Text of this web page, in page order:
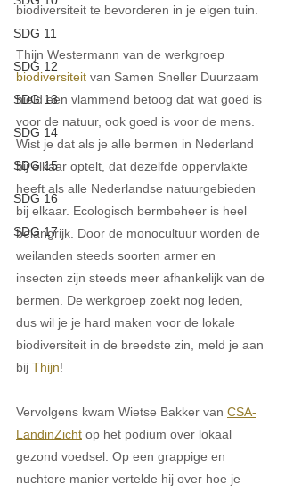
SDG 11
SDG 12
SDG 13
SDG 14
SDG 15
SDG 16
SDG 17
biodiversiteit te bevorderen in je eigen tuin.
Thijn Westermann van de werkgroep
biodiversiteit van Samen Sneller Duurzaam
hield een vlammend betoog dat wat goed is
voor de natuur, ook goed is voor de mens.
Wist je dat als je alle bermen in Nederland
bij elkaar optelt, dat dezelfde oppervlakte
heeft als alle Nederlandse natuurgebieden
bij elkaar. Ecologisch bermbeheer is heel
belangrijk. Door de monocultuur worden de
weilanden steeds soorten armer en
insecten zijn steeds meer afhankelijk van de
bermen. De werkgroep zoekt nog leden,
dus wil je je hard maken voor de lokale
biodiversiteit in de breedste zin, meld je aan
bij Thijn!
Vervolgens kwam Wietse Bakker van CSA-
LandinZicht op het podium over lokaal
gezond voedsel. Op een grappige en
nuchtere manier vertelde hij over hoe je